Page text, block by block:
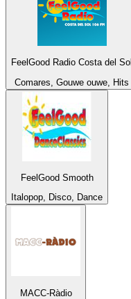
FeelGood Radio Costa del Sol
Comares, Gouwe ouwe, Hits
FeelGood Smooth
Italopop, Disco, Dance
MACC-Ràdio